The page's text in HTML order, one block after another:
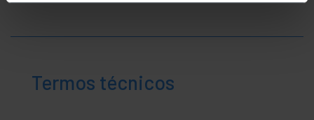
Termos técnicos